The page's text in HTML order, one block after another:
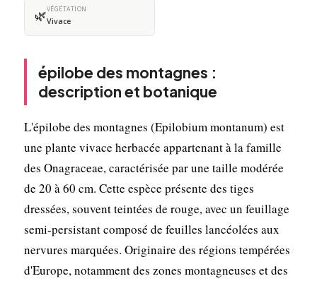
🌿VÉGÉTATION
Vivace
épilobe des montagnes :
description et botanique
L'épilobe des montagnes (Epilobium montanum) est
une plante vivace herbacée appartenant à la famille
des Onagraceae, caractérisée par une taille modérée
de 20 à 60 cm. Cette espèce présente des tiges
dressées, souvent teintées de rouge, avec un feuillage
semi-persistant composé de feuilles lancéolées aux
nervures marquées. Originaire des régions tempérées
d'Europe, notamment des zones montagneuses et des